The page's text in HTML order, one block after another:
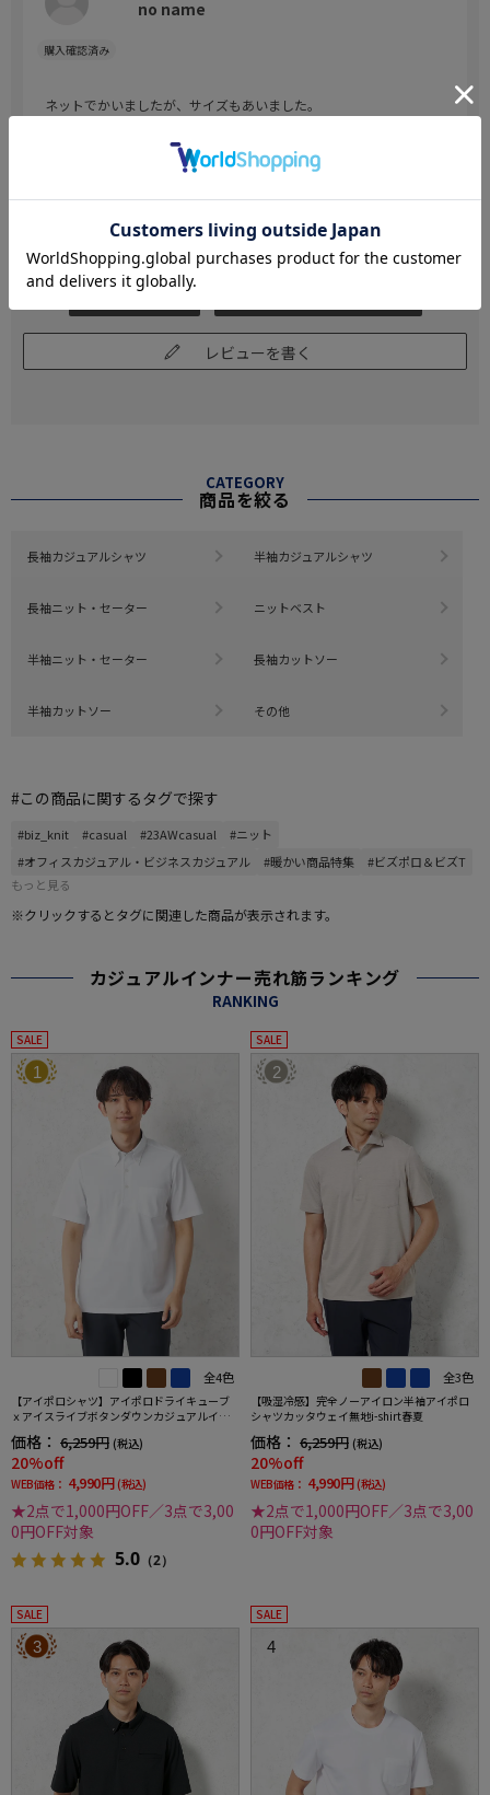
no name
ネットでかいましたが、サイズもあいました。
もっと見る
絞り込み
レビューを書く
CATEGORY
商品を絞る
長袖カジュアルシャツ 半袖カジュアルシャツ
長袖ニット・セーター ニットベスト
半袖ニット・セーター 長袖カットソー
半袖カットソー その他
#この商品に関するタグで探す
#biz_knit #casual #23AWcasual
#ニット
#オフィスカジュアル・ビジネスカジュアル
#暖かい商品特集
#ビズポロ＆ビズT
もっと見る
※クリックするとタグに関連した商品が表示されます。
カジュアルインナー売れ筋ランキング
RANKING
SALE
1
全4色
【アイポロシャツ】アイポロドライキューブ
ｘアイスライブボタンダウンカジュアルイン
夏
価格： 6,259円 (税込)
20%off
WEB価格： 4,990円 (税込)
★2点で1,000円OFF／3点で3,00
0円OFF対象
5.0 （2）
SALE
2
全3色
【吸湿冷感】完全ノーアイロン半袖アイポロ
シャツカッタウェイ無地i-shirt春夏
価格： 6,259円 (税込)
20%off
WEB価格： 4,990円 (税込)
★2点で1,000円OFF／3点で3,00
0円OFF対象
SALE
3
SALE
4